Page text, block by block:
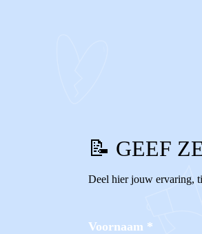
📝 GEEF
Deel hier jouw ervaring,
Voornaam *